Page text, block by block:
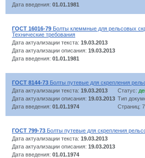
Дата введения: 01.01.1981
ГОСТ 16016-79 Болты клеммные для рельсовых
Технические требования
Дата актуализации текста: 19.03.2013
Дата актуализации описания: 19.03.2013
Дата введения: 01.01.1981
ГОСТ 8144-73 Болты путевые для скрепления
Дата актуализации текста: 19.03.2013 Статус:
Дата актуализации описания: 19.03.2013 Тип
Дата введения: 01.01.1974 Страниц: 7
ГОСТ 799-73 Болты путевые для скрепления
Дата актуализации текста: 19.03.2013
Дата актуализации описания: 19.03.2013
Дата введения: 01.01.1974